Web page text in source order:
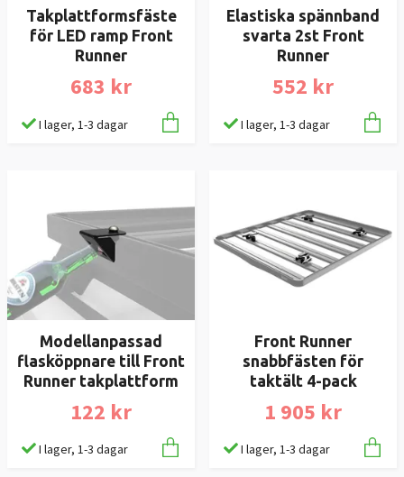
Takplattformsfäste
för LED ramp Front
Runner
683 kr
I lager, 1-3 dagar
Elastiska spännband
svarta 2st Front
Runner
552 kr
I lager, 1-3 dagar
Modellanpassad
flasköppnare till Front
Runner takplattform
122 kr
I lager, 1-3 dagar
Front Runner
snabbfästen för
taktält 4-pack
1 905 kr
I lager, 1-3 dagar